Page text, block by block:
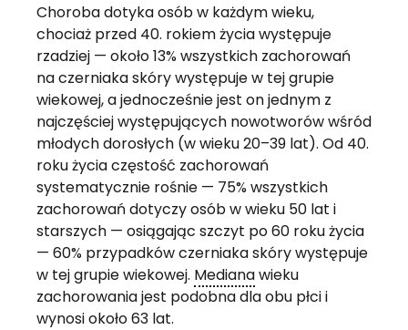
Choroba dotyka osób w każdym wieku,
chociaż przed 40. rokiem życia występuje
rzadziej — około 13% wszystkich zachorowań
na czerniaka skóry występuje w tej grupie
wiekowej, a jednocześnie jest on jednym z
najczęściej występujących nowotworów wśród
młodych dorosłych (w wieku 20–39 lat). Od 40.
roku życia częstość zachorowań
systematycznie rośnie — 75% wszystkich
zachorowań dotyczy osób w wieku 50 lat i
starszych — osiągając szczyt po 60 roku życia
— 60% przypadków czerniaka skóry występuje
w tej grupie wiekowej. Medianawieku
zachorowania jest podobna dla obu płci i
wynosi około 63 lat.